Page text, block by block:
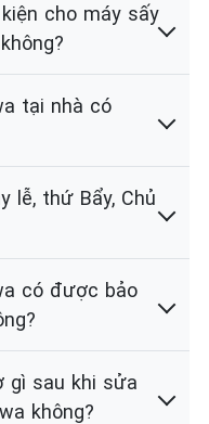
cho máy sấy
tại nhà có
lễ, thứ Bẩy, Chủ
có được bảo
gì sau khi sửa
không?